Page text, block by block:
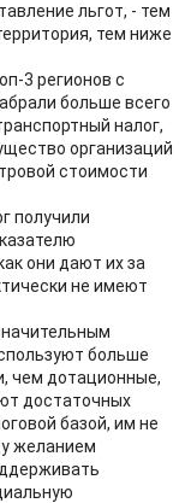
льгот, - тем
тем ниже
3 регионов с
больше всего
налог,
организаций
стоимости
получили
они дают их за
не имеют
больше
чем дотационные,
достаточных
базой, им не
желанием